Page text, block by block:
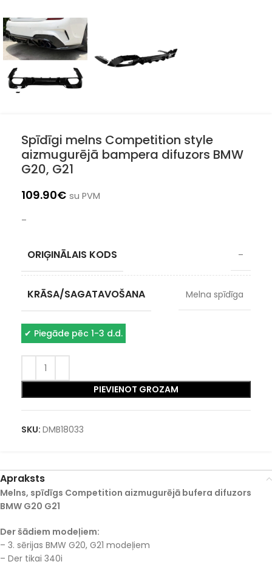
Spīdīgi melns Competition style
aizmugurējā bampera difuzors BMW
G20, G21
109.90€ su PVM
–
ORIĢINĀLAIS KODS –
KRĀSA/SAGATAVOŠANA Melna spīdīga
✔ Piegāde pēc 1-3 d.d.
PIEVIENOT GROZAM
SKU: DMB18033
Apraksts
Melns, spīdīgs Competition aizmugurējā bufera difuzors
BMW G20 G21
Der šādiem modeļiem:
– 3. sērijas BMW G20, G21 modeļiem
– Der tikai 340i